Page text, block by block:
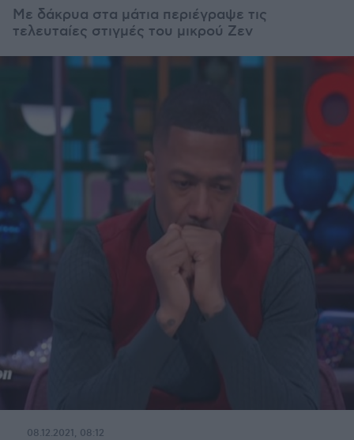
Με δάκρυα στα μάτια περιέγραψε τις
τελευταίες στιγμές του μικρού Ζεν
08.12.2021, 08:12